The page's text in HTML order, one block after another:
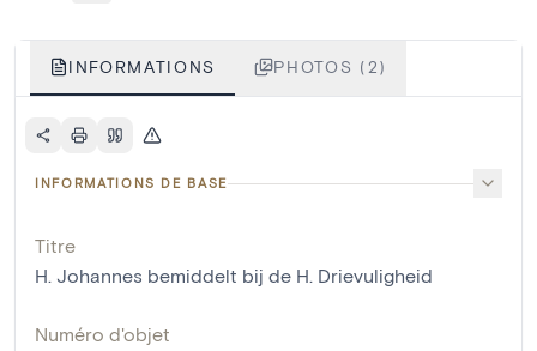
INFORMATIONS PHOTOS (2)
INFORMATIONS DE BASE
Titre
H. Johannes bemiddelt bij de H. Drievuligheid
Numéro d'objet